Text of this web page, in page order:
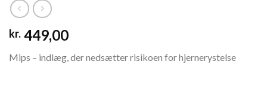
kr. 449,00
Mips – indlæg, der nedsætter risikoen for hjernerystelse